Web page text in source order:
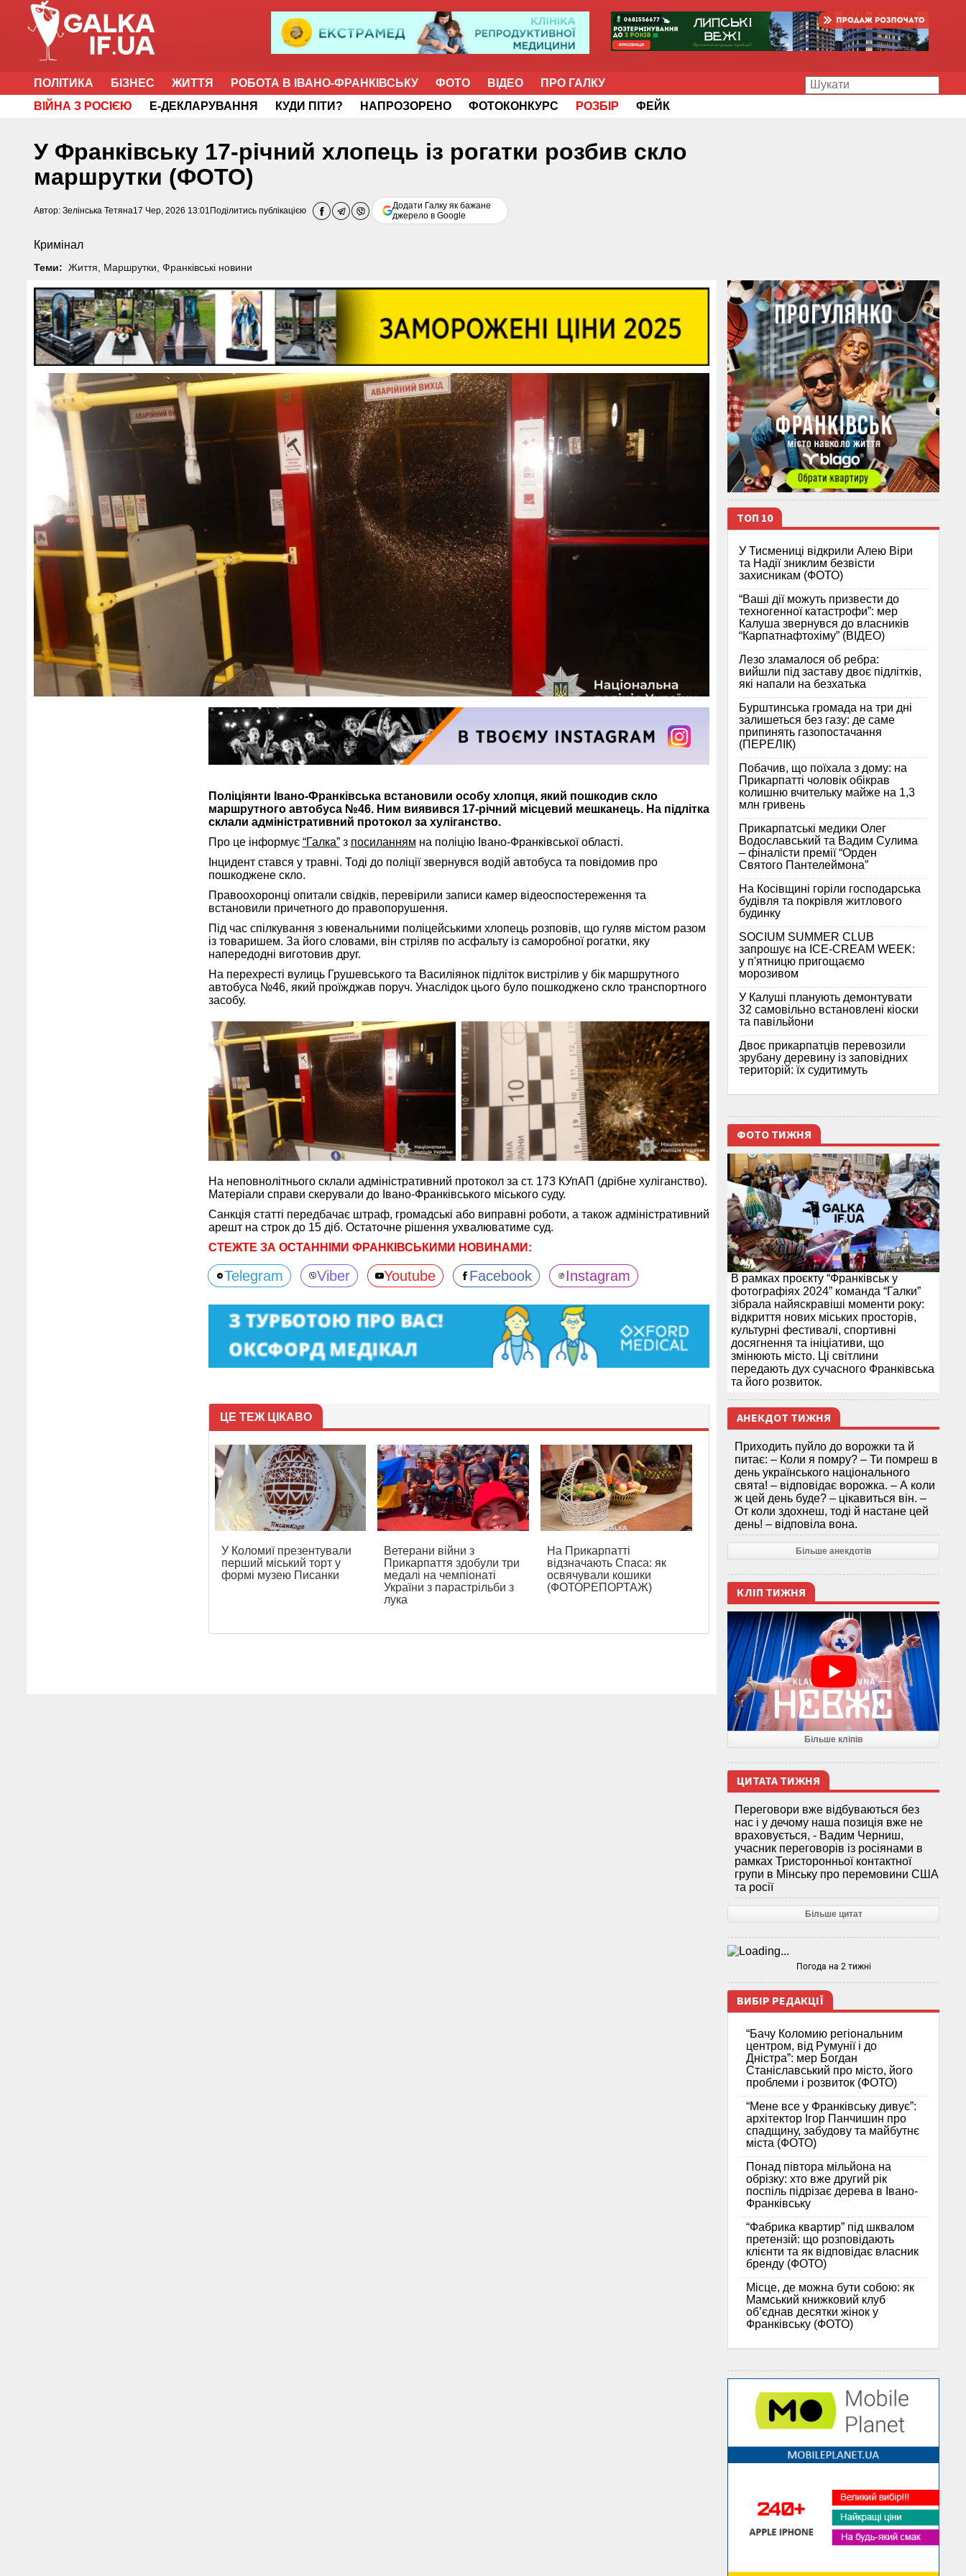
ПОЛІТИКА БІЗНЕС ЖИТТЯ РОБОТА В ІВАНО-ФРАНКІВСЬКУ ФОТО ВІДЕО
ПРО ГАЛКУ
ВІЙНА З РОСІЄЮ
Е-ДЕКЛАРУВАННЯ КУДИ ПІТИ? НАПРОЗОРЕНО ФОТОКОНКУРС РОЗБІР ФЕЙК
У Франківську 17-річний хлопець із рогатки розбив скло
маршрутки (ФОТО)
Автор: Зелінська Тетяна17 Чер, 2026 13:01 Поділитись публікацією
Додати Галку як бажане
джерело в Google
Кримінал
Теми: Життя Маршрутки Франківські новини
Поліціянти Івано-Франківська встановили особу хлопця, який пошкодив скло
маршрутного автобуса №46. Ним виявився 17-річний місцевий мешканець. На підлітка
склали адміністративний протокол за хуліганство.
Про це інформує “Галка”з посиланням на поліцію Івано-Франківської області.
Інцидент стався у травні. Тоді до поліції звернувся водій автобуса та повідомив про
пошкоджене скло.
Правоохоронці опитали свідків, перевірили записи камер відеоспостереження та
встановили причетного до правопорушення.
Під час спілкування з ювенальними поліцейськими хлопець розповів, що гуляв містом разом
із товаришем. За його словами, він стріляв по асфальту із саморобної рогатки, яку
напередодні виготовив друг.
На перехресті вулиць Грушевського та Василіянок підліток вистрілив у бік маршрутного
автобуса №46, який проїжджав поруч. Унаслідок цього було пошкоджено скло транспортного
засобу.
На неповнолітнього склали адміністративний протокол за ст. 173 КУпАП (дрібне хуліганство).
Матеріали справи скерували до Івано-Франківського міського суду.
Санкція статті передбачає штраф, громадські або виправні роботи, а також адміністративний
арешт на строк до 15 діб. Остаточне рішення ухвалюватиме суд.
СТЕЖТЕ ЗА ОСТАННІМИ ФРАНКІВСЬКИМИ НОВИНАМИ:
Telegram Viber Youtube Facebook Instagram
ЦЕ ТЕЖ ЦІКАВО
У Коломиї презентували
перший міський торт у
формі музею Писанки
Ветерани війни з
Прикарпаття здобули три
медалі на чемпіонаті
України з парастрільби з
лука
На Прикарпатті
відзначають Спаса: як
освячували кошики
(ФОТОРЕПОРТАЖ)
ТОП 10
У Тисмениці відкрили Алею Віри
та Надії зниклим безвісти
захисникам (ФОТО)
“Ваші дії можуть призвести до
техногенної катастрофи”: мер
Калуша звернувся до власників
“Карпатнафтохіму” (ВІДЕО)
Лезо зламалося об ребра:
вийшли під заставу двоє підлітків,
які напали на безхатька
Бурштинська громада на три дні
залишеться без газу: де саме
припинять газопостачання
(ПЕРЕЛІК)
Побачив, що поїхала з дому: на
Прикарпатті чоловік обікрав
колишню вчительку майже на 1,3
млн гривень
Прикарпатські медики Олег
Водославський та Вадим Сулима
– фіналісти премії “Орден
Святого Пантелеймона”
На Косівщині горіли господарська
будівля та покрівля житлового
будинку
SOCIUM SUMMER CLUB
запрошує на ICE-CREAM WEEK:
у п'ятницю пригощаємо
морозивом
У Калуші планують демонтувати
32 самовільно встановлені кіоски
та павільйони
Двоє прикарпатців перевозили
зрубану деревину із заповідних
територій: їх судитимуть
ФОТО ТИЖНЯ
В рамках проєкту “Франківськ у
фотографіях 2024” команда “Галки”
зібрала найяскравіші моменти року:
відкриття нових міських просторів,
культурні фестивалі, спортивні
досягнення та ініціативи, що
змінюють місто. Ці світлини
передають дух сучасного Франківська
та його розвиток.
АНЕКДОТ ТИЖНЯ
Приходить пуйло до ворожки та й
питає: – Коли я помру? – Ти помреш в
день українського національного
свята! – відповідає ворожка. – А коли
ж цей день буде? – цікавиться він. –
От коли здохнеш, тоді й настане цей
день! – відповіла вона.
Більше анекдотів
КЛІП ТИЖНЯ
Більше кліпів
ЦИТАТА ТИЖНЯ
Переговори вже відбуваються без
нас і у дечому наша позиція вже не
враховується, - Вадим Черниш,
учасник переговорів із росіянами в
рамках Тристоронньої контактної
групи в Мінську про перемовини США
та росії
Більше цитат
Погода на 2 тижні
ВИБІР РЕДАКЦІЇ
“Бачу Коломию регіональним
центром, від Румунії і до
Дністра”: мер Богдан
Станіславський про місто, його
проблеми і розвиток (ФОТО)
“Мене все у Франківську дивує”:
архітектор Ігор Панчишин про
спадщину, забудову та майбутнє
міста (ФОТО)
Понад півтора мільйона на
обрізку: хто вже другий рік
поспіль підрізає дерева в Івано-
Франківську
“Фабрика квартир” під шквалом
претензій: що розповідають
клієнти та як відповідає власник
бренду (ФОТО)
Місце, де можна бути собою: як
Мамський книжковий клуб
об’єднав десятки жінок у
Франківську (ФОТО)